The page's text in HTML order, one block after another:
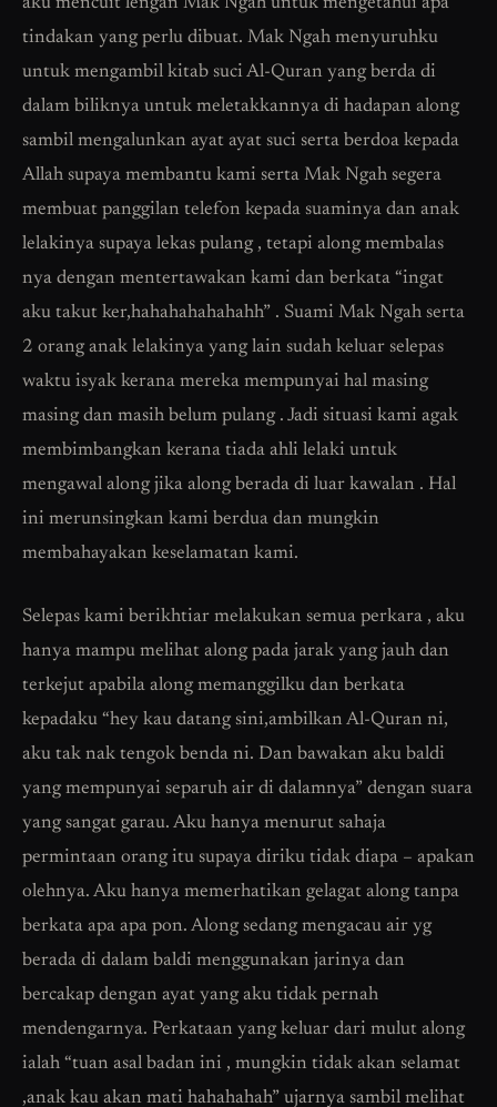
aku mencuit lengan Mak Ngah untuk mengetahui apa
tindakan yang perlu dibuat. Mak Ngah menyuruhku
untuk mengambil kitab suci Al-Quran yang berda di
dalam biliknya untuk meletakkannya di hadapan along
sambil mengalunkan ayat ayat suci serta berdoa kepada
Allah supaya membantu kami serta Mak Ngah segera
membuat panggilan telefon kepada suaminya dan anak
lelakinya supaya lekas pulang , tetapi along membalas
nya dengan mentertawakan kami dan berkata “ingat
aku takut ker,hahahahahahahh” . Suami Mak Ngah serta
2 orang anak lelakinya yang lain sudah keluar selepas
waktu isyak kerana mereka mempunyai hal masing
masing dan masih belum pulang . Jadi situasi kami agak
membimbangkan kerana tiada ahli lelaki untuk
mengawal along jika along berada di luar kawalan . Hal
ini merunsingkan kami berdua dan mungkin
membahayakan keselamatan kami.
Selepas kami berikhtiar melakukan semua perkara , aku
hanya mampu melihat along pada jarak yang jauh dan
terkejut apabila along memanggilku dan berkata
kepadaku “hey kau datang sini,ambilkan Al-Quran ni,
aku tak nak tengok benda ni. Dan bawakan aku baldi
yang mempunyai separuh air di dalamnya” dengan suara
yang sangat garau. Aku hanya menurut sahaja
permintaan orang itu supaya diriku tidak diapa – apakan
olehnya. Aku hanya memerhatikan gelagat along tanpa
berkata apa apa pon. Along sedang mengacau air yg
berada di dalam baldi menggunakan jarinya dan
bercakap dengan ayat yang aku tidak pernah
mendengarnya. Perkataan yang keluar dari mulut along
ialah “tuan asal badan ini , mungkin tidak akan selamat
,anak kau akan mati hahahahah” ujarnya sambil melihat